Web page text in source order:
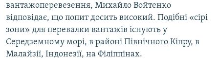
вантажоперевезення, Михайло Войтенко
відповідає, що попит досить високий. Подібні «сірі
зони» для перевалки вантажів існують у
Середземному морі, в районі Північного Кіпру, в
Малайзії, Індонезії, на Філіппінах.